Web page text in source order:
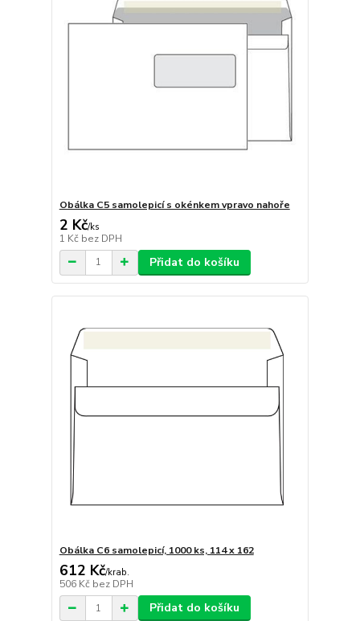
Obálka C5 samolepicí s okénkem vpravo nahoře
2 Kč/ks
1 Kč bez DPH
Přidat do košíku
Obálka C6 samolepicí, 1000 ks, 114 x 162
612 Kč/krab.
506 Kč bez DPH
Přidat do košíku